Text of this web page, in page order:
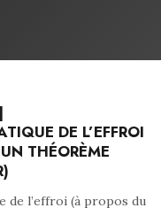
DE L’EFFROI
THÉORÈME
de l’effroi (à propos du